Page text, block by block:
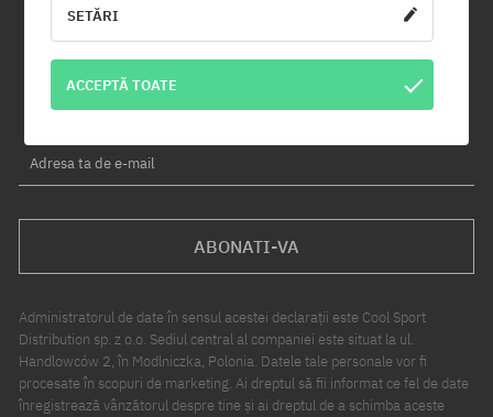
În plus, vei primi un cod de reducere de -5% pentru întreaga
Adresa ta de e-mail
ABONATI-VA
Administratorul de date în sensul acestei declarații este Cool Sport
Distribution sp. z o.o. Sediul central al companiei este situat la ul.
Handlowców 2, în Modlniczka, Polonia. Datele tale personale vor fi
procesate în scopuri de marketing. Ai dreptul să fii informat ce fel de date
înregistrează vânzătorul despre tine și ai dreptul de a schimba aceste
SETĂRI
ACCEPTĂ TOATE